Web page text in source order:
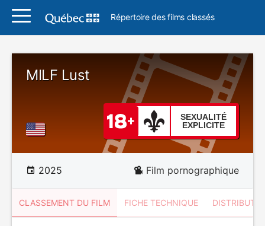
Répertoire des films classés
MILF Lust
SEXUALITÉ
EXPLICITE
2025 Film pornographique
CLASSEMENT DU FILM FICHE TECHNIQUE